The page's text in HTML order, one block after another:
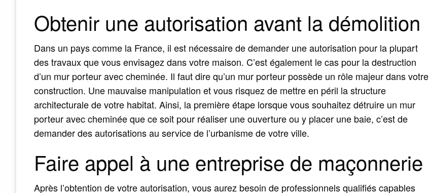
Obtenir une autorisation avant la démolition
Dans un pays comme la France, il est nécessaire de demander une autorisation pour la plupart
des travaux que vous envisagez dans votre maison. C’est également le cas pour la destruction
d’un mur porteur avec cheminée. Il faut dire qu’un mur porteur possède un rôle majeur dans votre
construction. Une mauvaise manipulation et vous risquez de mettre en péril la structure
architecturale de votre habitat. Ainsi, la première étape lorsque vous souhaitez détruire un mur
porteur avec cheminée que ce soit pour réaliser une ouverture ou y placer une baie, c’est de
demander des autorisations au service de l’urbanisme de votre ville.
Faire appel à une entreprise de maçonnerie
Après l’obtention de votre autorisation, vous aurez besoin de professionnels qualifiés capables